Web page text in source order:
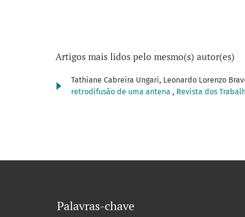
Artigos mais lidos pelo mesmo(s) autor(es)
Tathiane Cabreira Ungari, Leonardo Lorenzo
retrodifusão de uma antena , Revista dos
Palavras-chave